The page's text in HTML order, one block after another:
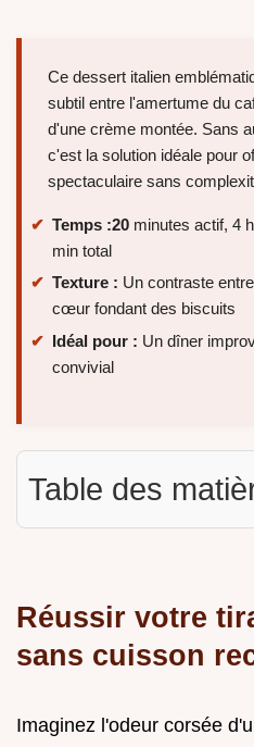
Ce dessert italien
subtil entre l'amertume du
d'une crème montée. Sans
c'est la solution idéale pour
spectaculaire sans
Temps :20 minutes actif, 4
min total
Texture : Un contraste
cœur fondant des biscuits
Idéal pour : Un dîner
convivial
Table des
Réussir votre
sans cuisson
Imaginez l'odeur corsée